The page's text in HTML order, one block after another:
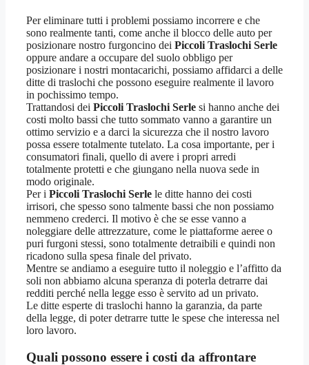
Per eliminare tutti i problemi possiamo incorrere e che
sono realmente tanti, come anche il blocco delle auto per
posizionare nostro furgoncino dei Piccoli Traslochi Serle
oppure andare a occupare del suolo obbligo per
posizionare i nostri montacarichi, possiamo affidarci a delle
ditte di traslochi che possono eseguire realmente il lavoro
in pochissimo tempo.
Trattandosi dei Piccoli Traslochi Serle si hanno anche dei
costi molto bassi che tutto sommato vanno a garantire un
ottimo servizio e a darci la sicurezza che il nostro lavoro
possa essere totalmente tutelato. La cosa importante, per i
consumatori finali, quello di avere i propri arredi
totalmente protetti e che giungano nella nuova sede in
modo originale.
Per i Piccoli Traslochi Serle le ditte hanno dei costi
irrisori, che spesso sono talmente bassi che non possiamo
nemmeno crederci. Il motivo è che se esse vanno a
noleggiare delle attrezzature, come le piattaforme aeree o
puri furgoni stessi, sono totalmente detraibili e quindi non
ricadono sulla spesa finale del privato.
Mentre se andiamo a eseguire tutto il noleggio e l’affitto da
soli non abbiamo alcuna speranza di poterla detrarre dai
redditi perché nella legge esso è servito ad un privato.
Le ditte esperte di traslochi hanno la garanzia, da parte
della legge, di poter detrarre tutte le spese che interessa nel
loro lavoro.
Quali possono essere i costi da affrontare